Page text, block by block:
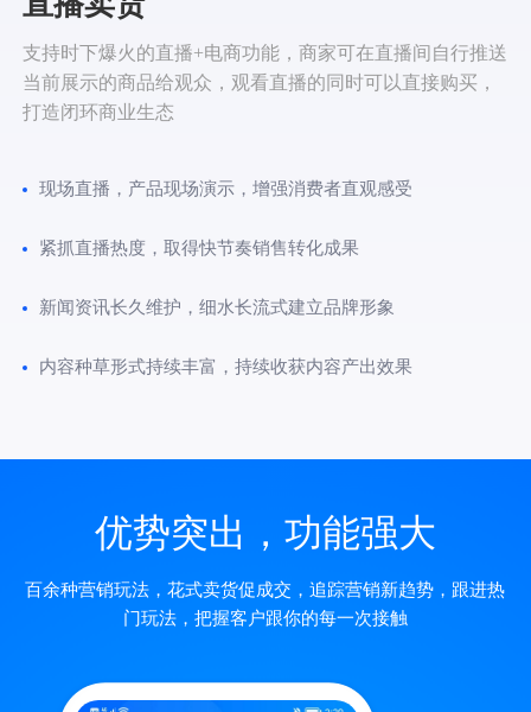
支持时下爆火的直播+电商功能，商家可在直播间自行推送
当前展示的商品给观众，观看直播的同时可以直接购买，
打造闭环商业生态
现场直播，产品现场演示，增强消费者直观感受
紧抓直播热度，取得快节奏销售转化成果
新闻资讯长久维护，细水长流式建立品牌形象
内容种草形式持续丰富，持续收获内容产出效果
优势突出，功能强大
百余种营销玩法，花式卖货促成交，追踪营销新趋势，跟进热
门玩法，把握客户跟你的每一次接触